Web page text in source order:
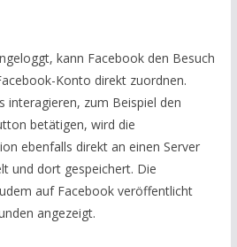
kann Facebook den Besuch
Konto direkt zuordnen.
interagieren, zum Beispiel den
betätigen, wird die
ebenfalls direkt an einen Server
und dort gespeichert. Die
auf Facebook veröffentlicht
angezeigt.